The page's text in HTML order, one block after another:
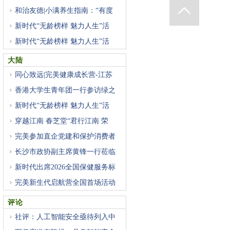
和治友德|小满养生指南：“有度
新时代“无龄榜样 魅力人生”活
新时代“无龄榜样 魅力人生”活
大陆
同心致远|完美健康成长营-江苏
香港大学生青年团一行参访绿之
新时代“无龄榜样 魅力人生”活
穿越江南 春芝堂“君行江南 荣
完美参加直企党建和保护消费者
长沙市政协副主席黄锋一行莅临
新时代出席2026全国保健服务标
完美新生代启航营全国首场活动
评论
社评：人工智能安全亟待列入中